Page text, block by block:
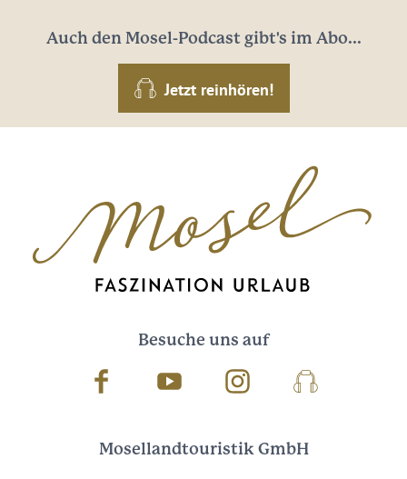
Auch den Mosel-Podcast gibt's im Abo...
Jetzt reinhören!
Besuche uns auf
Facebook Youtube InstagramPodcast
Mosellandtouristik GmbH